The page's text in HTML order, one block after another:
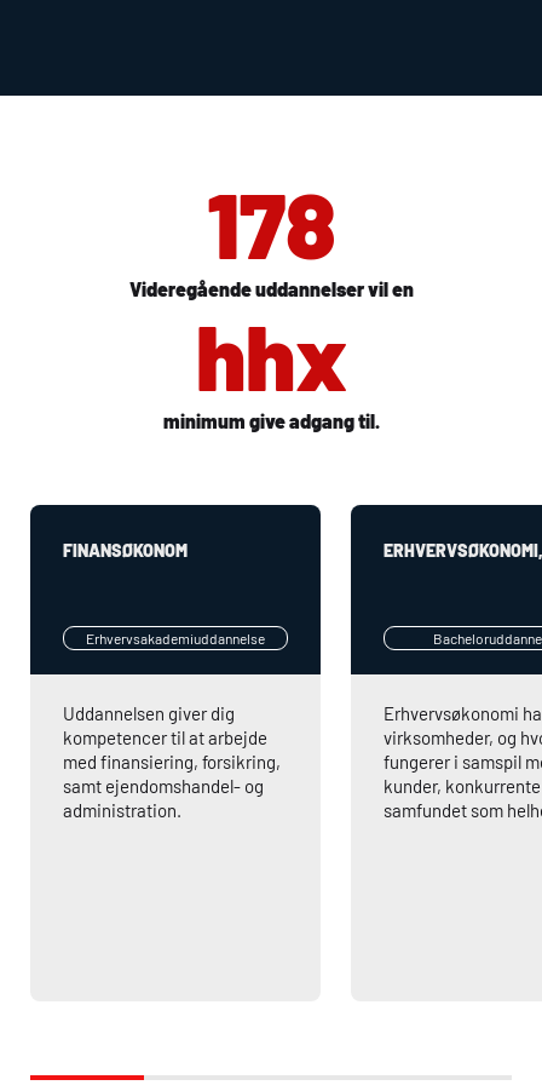
178
Videregående uddannelser vil en
hhx
minimum give adgang til.
FINANSØKONOM
Erhvervsakademiuddannelse
Uddannelsen giver dig
kompetencer til at arbejde
med finansiering, forsikring,
samt ejendomshandel- og
administration.
Erhvervsøkonomi
virksomheder, og
fungerer i samspil
kunder,
samfundet som